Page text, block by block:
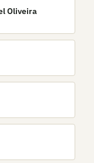
Oliveira